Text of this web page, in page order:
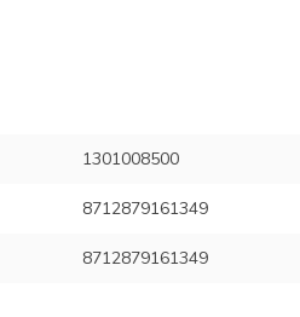
1301008500
8712879161349
8712879161349